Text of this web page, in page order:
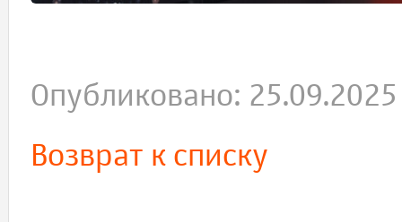
Опубликовано: 25.09.2025
Возврат к списку